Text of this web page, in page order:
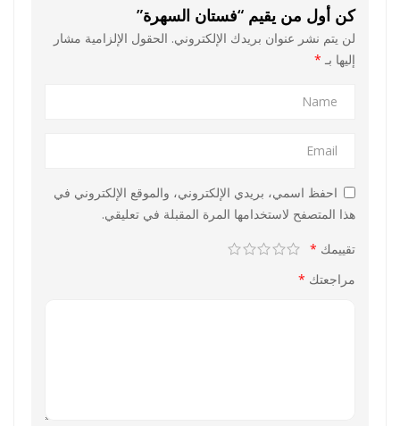
كن أول من يقيم “فستان السهرة”
لن يتم نشر عنوان بريدك الإلكتروني. الحقول الإلزامية مشار
إليها بـ *
احفظ اسمي، بريدي الإلكتروني، والموقع الإلكتروني في
هذا المتصفح لاستخدامها المرة المقبلة في تعليقي.
تقييمك *
مراجعتك *